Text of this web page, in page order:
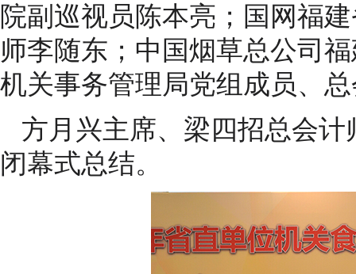
院副巡视员陈本亮；国网福
师李随东；中国烟草总公司
机关事务管理局党组成员、
方月兴主席、梁四招总会计
闭幕式总结。